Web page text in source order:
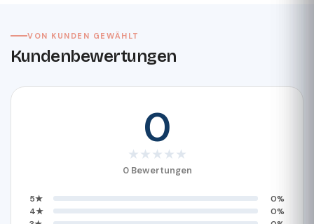
VON KUNDEN GEWÄHLT
Kundenbewertungen
0
★ ★ ★ ★ ★
0 Bewertungen
5★
0%
4★
0%